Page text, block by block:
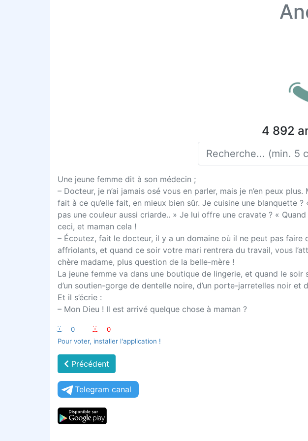
4 892
Une jeune femme dit à son médecin ;
– Docteur, je n’ai jamais osé vous en parler, mais je n’en peux
fait à ce qu’elle fait, en mieux bien sûr. Je cuisine une blanquette
pas une couleur aussi criarde.. » Je lui offre une cravate ? «
ceci, et maman cela !
– Écoutez, fait le docteur, il y a un domaine où il ne peut pas faire
affriolants, et quand ce soir votre mari rentrera du travail, vous
chère madame, plus question de la belle-mère !
La jeune femme va dans une boutique de lingerie, et quand le
d’un soutien-gorge de dentelle noire, d’un porte-jarretelles noir et
Et il s’écrie :
– Mon Dieu ! Il est arrivé quelque chose à maman ?
:-) 0 :-(
0
Pour voter, installer l'application !
Précédent
Telegram canal